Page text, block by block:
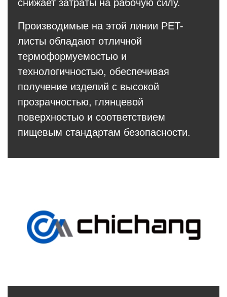
снижает затраты на рабочую силу.
Производимые на этой линии PET-
листы обладают отличной
термоформуемостью и
технологичностью, обеспечивая
получение изделий с высокой
прозрачностью, глянцевой
поверхностью и соответствием
пищевым стандартам безопасности.